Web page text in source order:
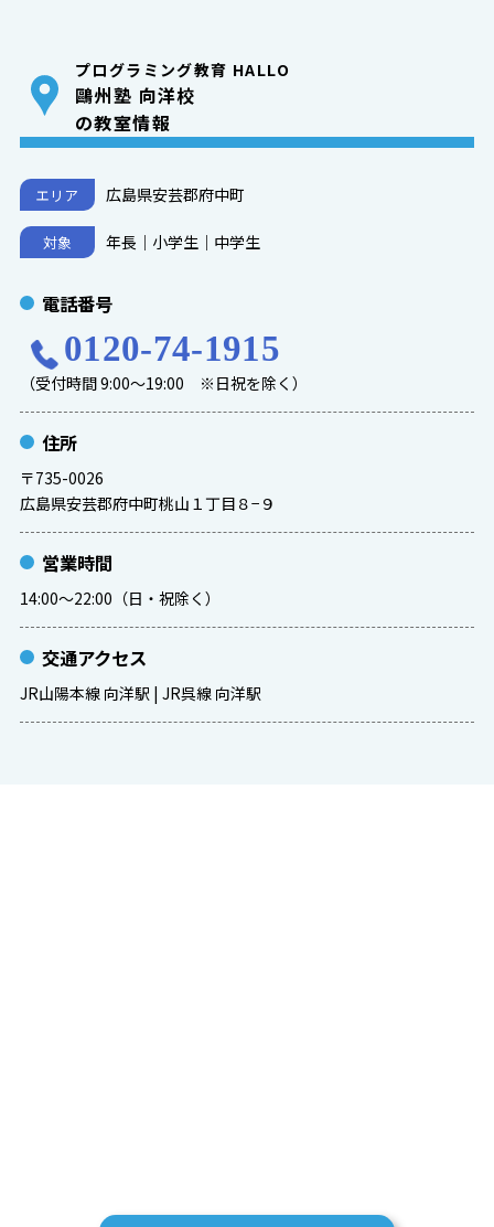
プログラミング教育 HALLO
鷗州塾 向洋校
の教室情報
エリア 広島県安芸郡府中町
対象 年長｜小学生｜中学生
電話番号
0120-74-1915
（受付時間 9:00～19:00 ※日祝を除く）
住所
〒735-0026
広島県安芸郡府中町桃山１丁目８−９
営業時間
14:00～22:00（日・祝除く）
交通アクセス
JR山陽本線 向洋駅 | JR呉線 向洋駅